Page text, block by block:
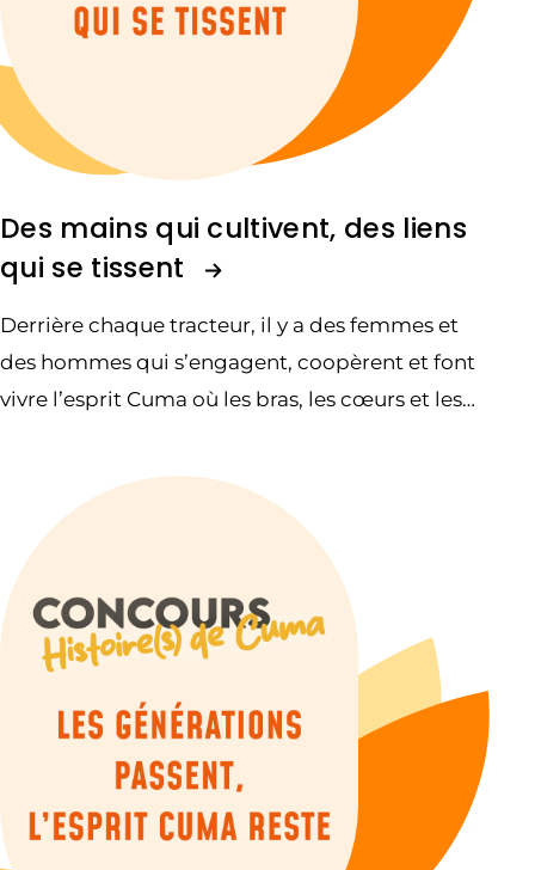
Des mains qui cultivent, des liens
qui se tissent
Derrière chaque tracteur, il y a des femmes et
des hommes qui s’engagent, coopèrent et font
vivre l’esprit Cuma où les bras, les cœurs et les